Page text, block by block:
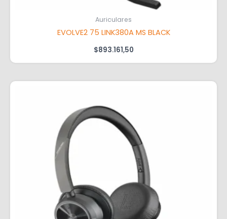
Auriculares
EVOLVE2 75 LINK380A MS BLACK
$893.161,50